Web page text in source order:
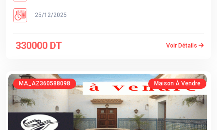
25/12/2025
330000 DT Voir Détails
MA_AZ360588098 Maison À Vendre